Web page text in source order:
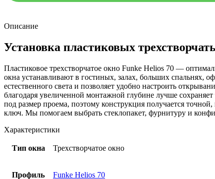
Описание
Установка пластиковых
Пластиковое трехстворчатое окно Funke Helios 70 —
окна устанавливают в гостиных, залах, больших спальнях,
естественного света и позволяет удобно настроить
благодаря увеличенной монтажной глубине лучше
под размер проема, поэтому конструкция получается
ключ. Мы помогаем выбрать стеклопакет, фурнитуру и
Характеристики
Тип окна Трехстворчатое окно
Профиль Funke Helios 70